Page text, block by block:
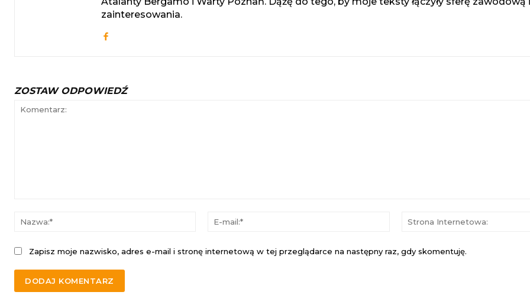
zainteresowania.
ZOSTAW ODPOWIEDŹ
Nazwa:*
Zapisz moje nazwisko, adres e-mail i stronę internetową w tej przeglądarce na następny raz, gdy skomentuję.